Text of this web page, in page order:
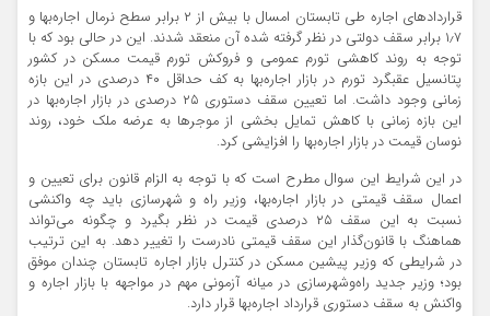
قراردادهای اجاره طی تابستان امسال با بیش از ۲ برابر سطح نرمال اجاره‌بها و
۱٫۷ برابر سقف دولتی در نظر گرفته شده آن منعقد شدند. این در حالی بود که با
توجه به روند کاهشی تورم عمومی و فروکش تورم قیمت مسکن در کشور
پتانسیل عقبگرد تورم در بازار اجاره‌‌بها به کف حداقل ۴۰ درصدی در این بازه
زمانی وجود داشت. اما تعیین سقف دستوری ۲۵ درصدی در بازار اجاره‌‌بها در
این بازه زمانی با کاهش تمایل بخشی از موجرها به عرضه ملک خود، روند
نوسان قیمت در بازار اجاره‌‌بها را افزایشی کرد.
در این شرایط این سوال مطرح است که با توجه به الزام قانون برای تعیین و
اعمال سقف قیمتی در بازار اجاره‌‌بها، وزیر راه‌‌ و شهرسازی باید چه واکنشی
نسبت به این سقف ۲۵ درصدی قیمت در نظر بگیرد و چگونه می‌تواند
هماهنگ با قانون‌گذار این سقف قیمتی نادرست را تغییر دهد. به این ترتیب
در شرایطی که وزیر پیشین مسکن در کنترل بازار اجاره تابستان چندان موفق
بود؛ وزیر جدید راه‌‌وشهرسازی در میانه آزمونی مهم در مواجهه با بازار اجاره و
واکنش به سقف دستوری قرارداد اجاره‌‌بها قرار دارد.